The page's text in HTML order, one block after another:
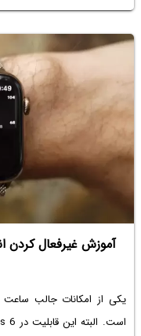
یکی از امکانات جالب